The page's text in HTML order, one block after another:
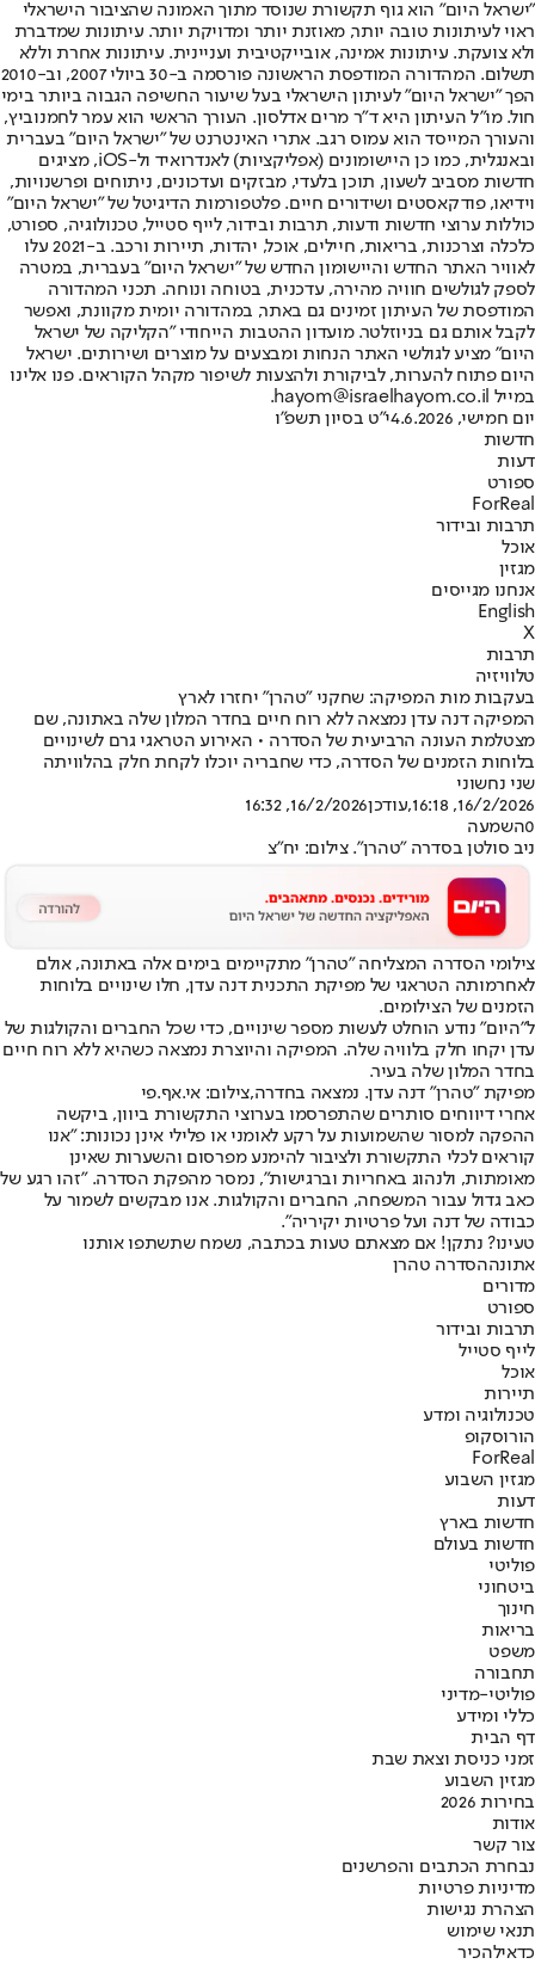
"ישראל היום" הוא גוף תקשורת שנוסד מתוך האמונה שהציבור הישראלי
ראוי לעיתונות טובה יותר, מאוזנת יותר ומדויקת יותר. עיתונות שמדברת
ולא צועקת. עיתונות אמינה, אובייקטיבית ועניינית. עיתונות אחרת וללא
תשלום. המהדורה המודפסת הראשונה פורסמה ב-30 ביולי 2007, וב-2010
הפך "ישראל היום" לעיתון הישראלי בעל שיעור החשיפה הגבוה ביותר בימי
חול. מו"ל העיתון היא ד"ר מרים אדלסון. העורך הראשי הוא עמר לחמנוביץ,
והעורך המייסד הוא עמוס רגב. אתרי האינטרנט של "ישראל היום" בעברית
ובאנגלית, כמו כן היישומונים (אפליקציות) לאנדרואיד ול-iOS, מציגים
חדשות מסביב לשעון, תוכן בלעדי, מבזקים ועדכונים, ניתוחים ופרשנויות,
וידיאו, פודקאסטים ושידורים חיים. פלטפורמות הדיגיטל של "ישראל היום"
כוללות ערוצי חדשות ודעות, תרבות ובידור, לייף סטייל, טכנולוגיה, ספורט,
כלכלה וצרכנות, בריאות, חיילים, אוכל, יהדות, תיירות ורכב. ב-2021 עלו
לאוויר האתר החדש והיישומון החדש של "ישראל היום" בעברית, במטרה
לספק לגולשים חוויה מהירה, עדכנית, בטוחה ונוחה. תכני המהדורה
המודפסת של העיתון זמינים גם באתר, במהדורה יומית מקוונת, ואפשר
לקבל אותם גם בניוזלטר. מועדון ההטבות הייחודי "הקליקה של ישראל
היום" מציע לגולשי האתר הנחות ומבצעים על מוצרים ושירותים. ישראל
היום פתוח להערות, לביקורת ולהצעות לשיפור מקהל הקוראים. פנו אלינו
במייל hayom@israelhayom.co.il.
יום חמישי, 4.6.2026
י"ט בסיון תשפ"ו
חדשות
דעות
ספורט
ForReal
תרבות ובידור
אוכל
מגזין
אנחנו מגייסים
English
X
תרבות
טלוויזיה
בעקבות מות המפיקה: שחקני "טהרן" יחזרו לארץ
המפיקה דנה עדן נמצאה ללא רוח חיים בחדר המלון שלה באתונה, שם
מצטלמת העונה הרביעית של הסדרה • האירוע הטראגי גרם לשינויים
בלוחות הזמנים של הסדרה, כדי שחבריה יוכלו לקחת חלק בהלוויתה
שני נחשוני
16/2/2026, 16:18
,עודכן16/2/2026, 16:32
0השמעה
ניב סולטן בסדרה "טהרן". צילום: יח"צ
צילומי הסדרה המצליחה "טהרן" מתקיימים בימים אלה באתונה, אולם
לאחרמותה הטראגי של מפיקת התכנית דנה עדן, חלו שינויים בלוחות
הזמנים של הצילומים.
ל"היום" נודע הוחלט לעשות מספר שינויים, כדי שכל החברים והקולגות של
עדן יקחו חלק בלוויה שלה. המפיקה והיוצרת נמצאה כשהיא ללא רוח חיים
בחדר המלון שלה בעיר.
מפיקת "טהרן" דנה עדן. נמצאה בחדרה,צילום: אי.אף.פי
אחרי דיווחים סותרים שהתפרסמו בערוצי התקשורת ביוון, ביקשה
ההפקה למסור שהשמועות על רקע לאומני או פלילי אינן נכונות: "אנו
קוראים לכלי התקשורת ולציבור להימנע מפרסום והשערות שאינן
מאומתות, ולנהוג באחריות וברגישות", נמסר מהפקת הסדרה. "זהו רגע של
כאב גדול עבור המשפחה, החברים והקולגות. אנו מבקשים לשמור על
כבודה של דנה ועל פרטיות יקיריה".
טעינו? נתקן! אם מצאתם טעות בכתבה, נשמח שתשתפו אותנו
אתונההסדרה טהרן
מדורים
ספורט
תרבות ובידור
לייף סטייל
אוכל
תיירות
טכנולוגיה ומדע
הורוסקופ
ForReal
מגזין השבוע
דעות
חדשות בארץ
חדשות בעולם
פוליטי
ביטחוני
חינוך
בריאות
משפט
תחבורה
פוליטי-מדיני
כללי ומידע
דף הבית
זמני כניסת וצאת שבת
מגזין השבוע
בחירות 2026
אודות
צור קשר
נבחרת הכתבים והפרשנים
מדיניות פרטיות
הצהרת נגישות
תנאי שימוש
כדאילהכיר